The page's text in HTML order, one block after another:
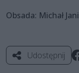
Obsada: Michał
Udostępnij